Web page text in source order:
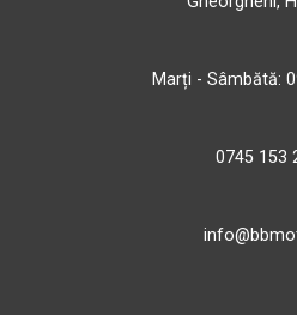
Marți - Sâmbătă:
0745 153